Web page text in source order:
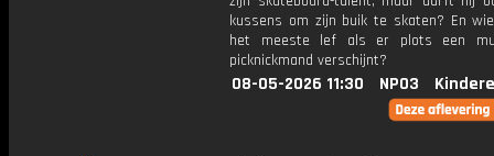
kussens om zijn buik te skaten? En
het meeste lef als er plots een
picknickmand verschijnt?
08-05-2026 11:30 NPO3